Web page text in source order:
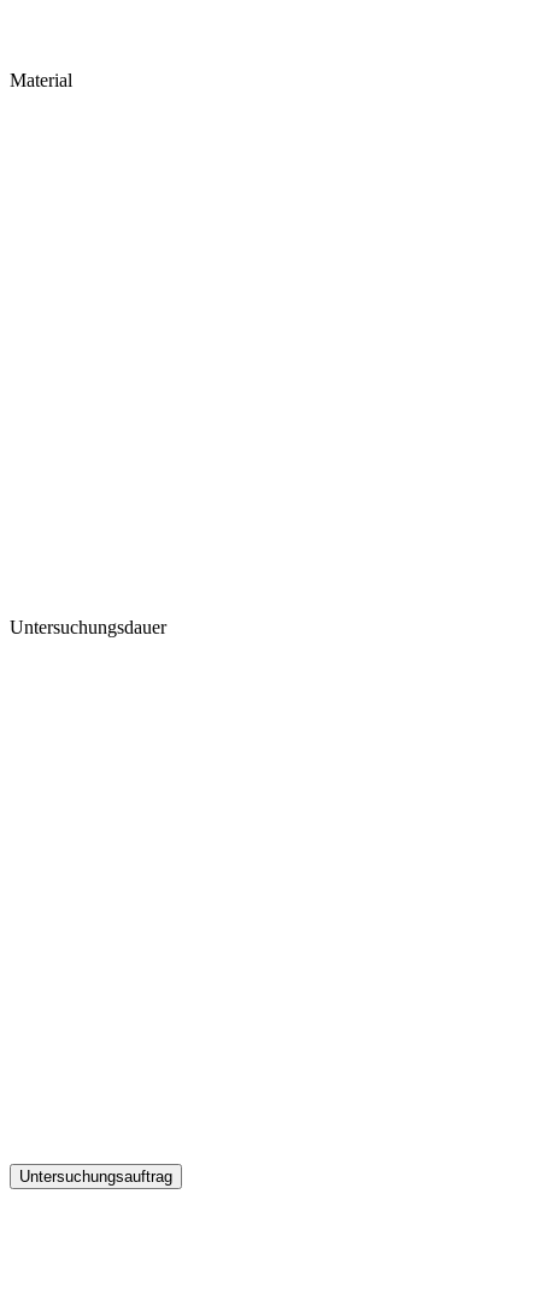
Material
Untersuchungsdauer
Untersuchungsauftrag